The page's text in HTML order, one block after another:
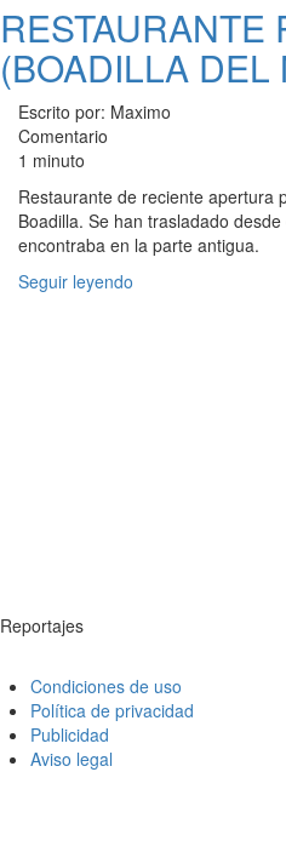
RESTAURANTE
(BOADILLA DEL
Escrito por: Maximo
Comentario
1 minuto
Restaurante de reciente apertura
Boadilla. Se han trasladado
encontraba en la parte antigua.
Seguir leyendo
Reportajes
Condiciones de uso
Política de privacidad
Publicidad
Aviso legal